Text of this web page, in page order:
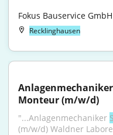
Fokus Bauservice GmbH
Recklinghausen
Anlagenmechaniker
Monteur (m/w/d)
"...Anlagenmechaniker
(m/w/d) Waldner